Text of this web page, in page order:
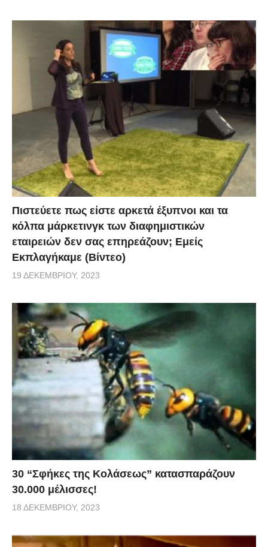
Πιστεύετε πως είστε αρκετά έξυπνοι και τα
κόλπα μάρκετινγκ των διαφημιστικών
εταιρειών δεν σας επηρεάζουν; Εμείς
Εκπλαγήκαμε (Βίντεο)
19 ΔΕΚΕΜΒΡΊΟΥ, 2023
30 “Σφήκες της Κολάσεως” κατασπαράζουν
30.000 μέλισσες!
18 ΔΕΚΕΜΒΡΊΟΥ, 2023